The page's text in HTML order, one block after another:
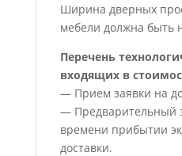
Ширина дверных
мебели должна быть
Перечень
входящих в
— Прием заявки на
— Предварительный
времени прибытии
доставки.